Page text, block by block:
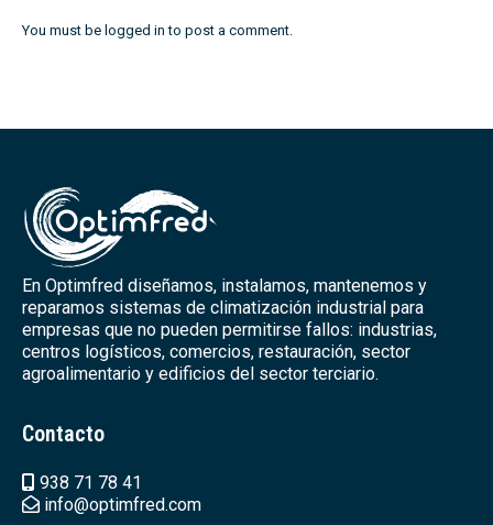
You must be logged in to post a comment.
En Optimfred diseñamos, instalamos, mantenemos y
reparamos sistemas de climatización industrial para
empresas que no pueden permitirse fallos: industrias,
centros logísticos, comercios, restauración, sector
agroalimentario y edificios del sector terciario.
Contacto
938 71 78 41
info@optimfred.com